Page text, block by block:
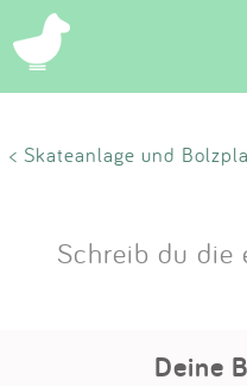
< Skateanlage und
Schreib du die
Deine